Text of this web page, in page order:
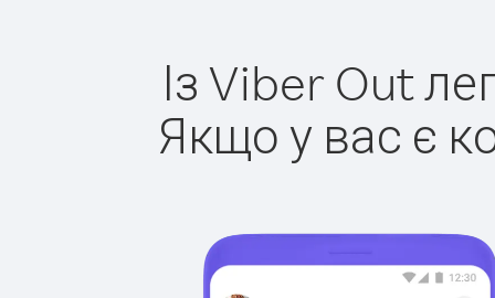
Із Viber Out
Якщо у вас є